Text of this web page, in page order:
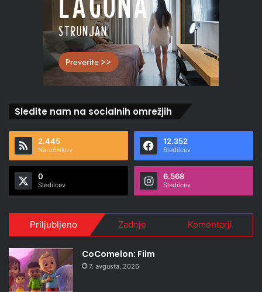
Sledite nam na socialnih omrežjih
2.445
Naročnikov
12.352
Sledilcev
0
Sledilcev
6.568
Sledilcev
Priljubljeno Zadnje Komentarji
CoComelon: Film
7. avgusta, 2026